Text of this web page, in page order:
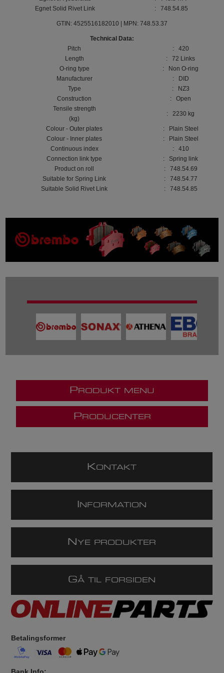
Egnet Solid Rivet Link
: 748.54.85
GTIN: 4525516182010 | MPN: 748.53.37
Technical Data:
Pitch
: 420
Length
: 72 Links
O-ring type
: Non O-ring
Manufacturer
: DID
Type
: NZ3
Construction
: Open
Tensile strength
(kg)
: 2230 kg
Colour - Outer plates
: Plain Steel
Colour - Inner plates
: Plain Steel
Continuous index
: 410
Connection link type
: Spring link
Product on roll
: 748.54.69
Suitable for Spring Link
: 748.54.77
Suitable Solid Rivet Link
: 748.54.85
P RODUKT MENU
P RODUCENTER
KONTAKT
NFORMATION
N YE PRODUKTER
GÅ TIL FORSIDEN
Betalingsformer
Bank Info: